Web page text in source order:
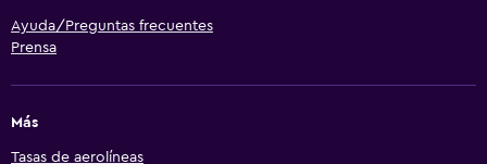
Ayuda/Preguntas frecuentes
Prensa
Más
Tasas de aerolíneas